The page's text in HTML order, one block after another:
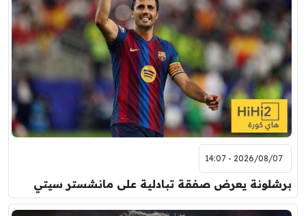
2026/08/07 - 14:07
برشلونة يعرض صفقة تبادلية على مانشستر سيتي